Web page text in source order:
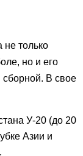
только
но и его
В свое
У-20 (до 20
Азии и